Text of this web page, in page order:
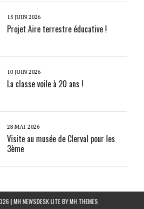
15 JUIN 2026
Projet Aire terrestre éducative !
10 JUIN 2026
La classe voile à 20 ans !
28 MAI 2026
Visite au musée de Clerval pour les
3ème
| MH NEWSDESK LITE BYMH THEMES